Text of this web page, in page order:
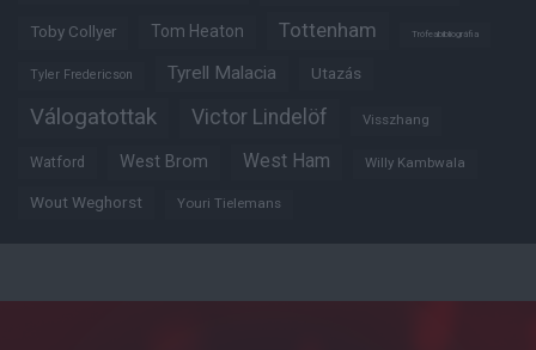
Toby Collyer Tom Heaton Tottenham Trófeabibliográfia
Tyler Fredericson Tyrell Malacia Utazás
Válogatottak Victor Lindelöf Visszhang
Watford West Brom West Ham Willy Kambwala
Wout Weghorst Youri Tielemans